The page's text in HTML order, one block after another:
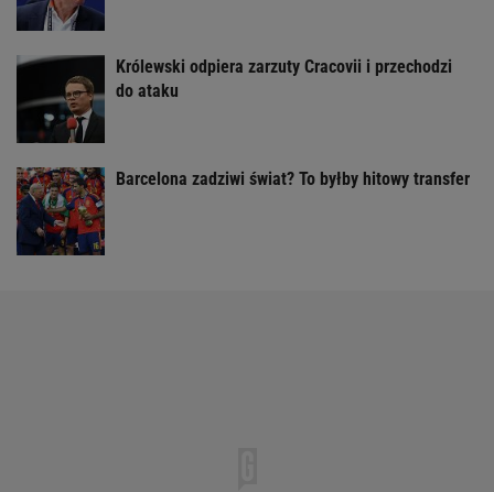
Królewski odpiera zarzuty Cracovii i przechodzi
do ataku
Barcelona zadziwi świat? To byłby hitowy transfer